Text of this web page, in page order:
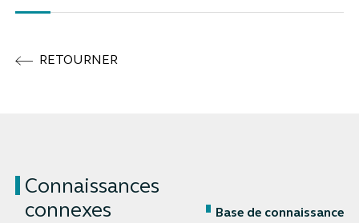
RETOURNER
Connaissances
connexes
Base de connaissance